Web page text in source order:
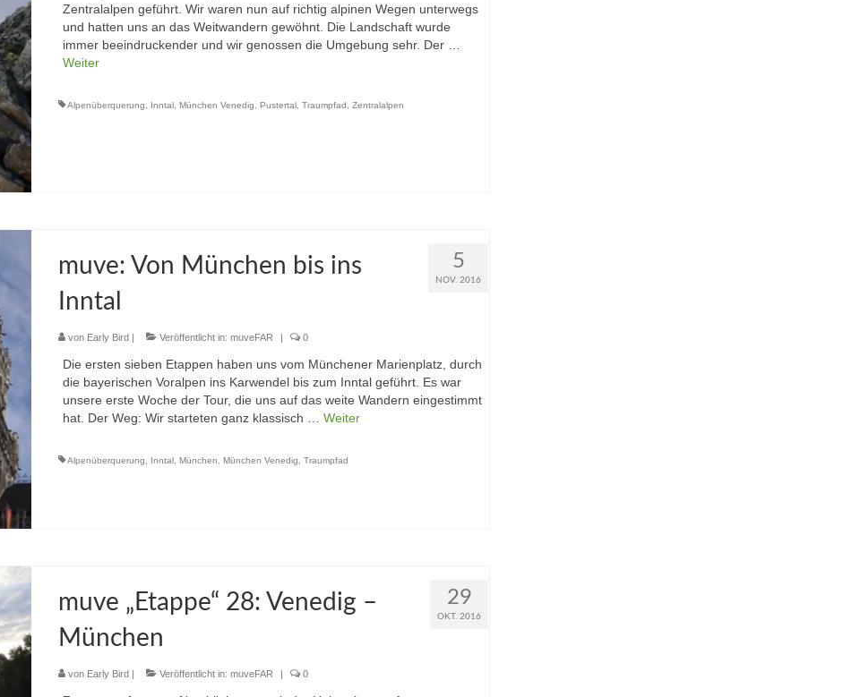
Zentralalpen geführt. Wir waren nun auf richtig alpinen Wegen unterwegs
und hatten uns an das Weitwandern gewöhnt. Die Landschaft wurde
immer beeindruckender und wir genossen die Umgebung sehr. Der …
Weiter
Alpenüberquerung Inntal, München Venedig Pustertal, Traumpfad Zentralalpen
5
NOV. 2016
muve: Von München bis ins
Inntal
von Early Bird| Veröffentlicht in: muveFAR | 0
Die ersten sieben Etappen haben uns vom Münchener Marienplatz, durch
die bayerischen Voralpen ins Karwendel bis zum Inntal geführt. Es war
unsere erste Woche der Tour, die uns auf das weite Wandern eingestimmt
hat. Der Weg: Wir starteten ganz klassisch … Weiter
Alpenüberquerung Inntal, München München Venedig Traumpfad
29
OKT. 2016
muve „Etappe“ 28: Venedig –
München
von Early Bird Veröffentlicht in: muveFAR 0